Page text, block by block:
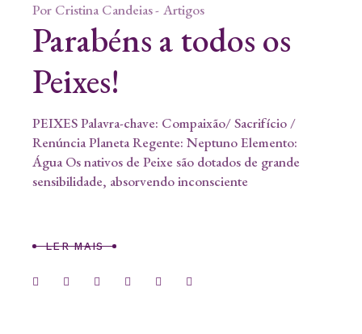
Por Cristina Candeias Artigos
Parabéns a todos os
Peixes!
PEIXES Palavra-chave: Compaixão/ Sacrifício /
Renúncia Planeta Regente: Neptuno Elemento:
Água Os nativos de Peixe são dotados de grande
sensibilidade, absorvendo inconsciente
LER MAIS